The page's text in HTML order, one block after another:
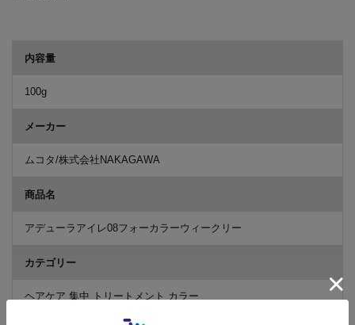
内容量
100g
メーカー
ムコタ/株式会社NAKAGAWA
商品名
アデューラアイレ08フォーカラーウィークリー
カテゴリー
ヘアケア 集中 トリートメント カラー